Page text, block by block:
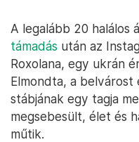
A legalább 20 halálos
támadás után az
Roxolana, egy ukrán
Elmondta, a
stábjának egy tagja
megsebesült, élet és
műtik.